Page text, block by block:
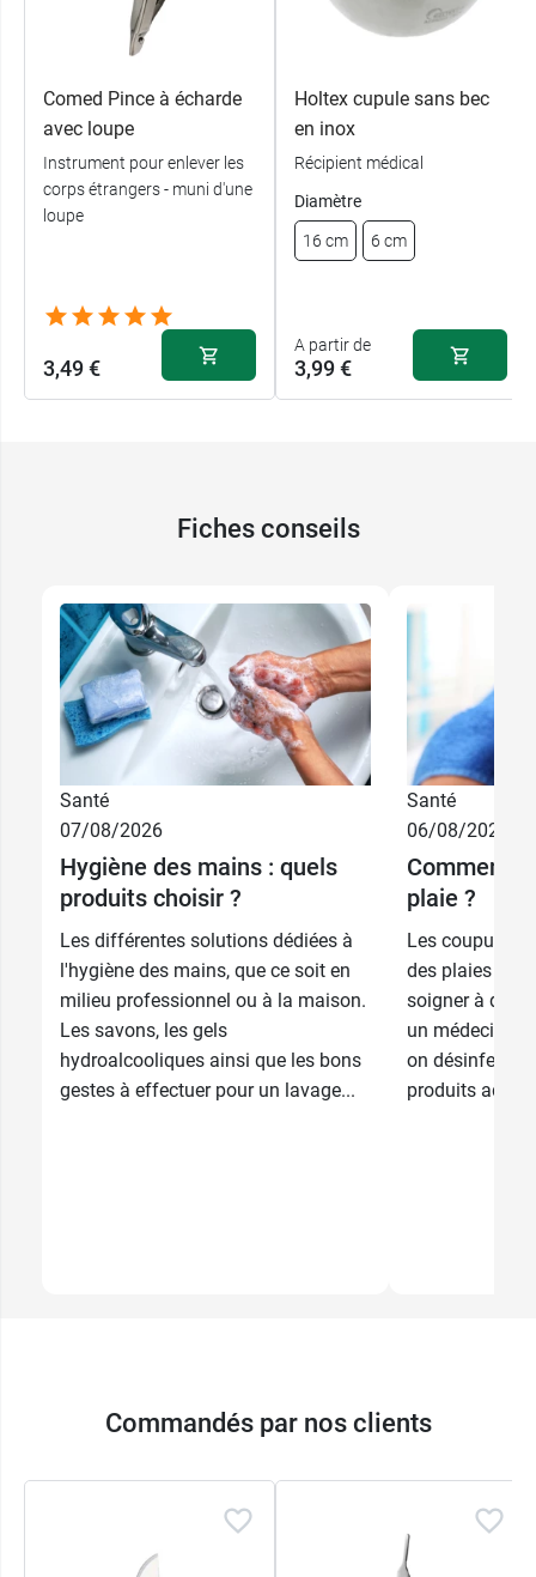
Comed Pince à écharde
avec loupe
Instrument pour enlever les
corps étrangers - muni d'une
loupe
3,49 €
Holtex cupule sans bec
en inox
Récipient médical
Diamètre
16 cm 6 cm
A partir de
3,99 €
8,33 €
16,66 €
3,99 €
Fiches conseils
Santé
07/08/2026
Hygiène des mains : quels
produits choisir ?
Les différentes solutions dédiées à
l'hygiène des mains, que ce soit en
milieu professionnel ou à la maison.
Les savons, les gels
hydroalcooliques ainsi que les bons
gestes à effectuer pour un lavage...
Santé
06/08/2026
Comment
plaie ?
Les coupures
des plaies
soigner à
un médecin.
on
produits
Commandés par nos clients